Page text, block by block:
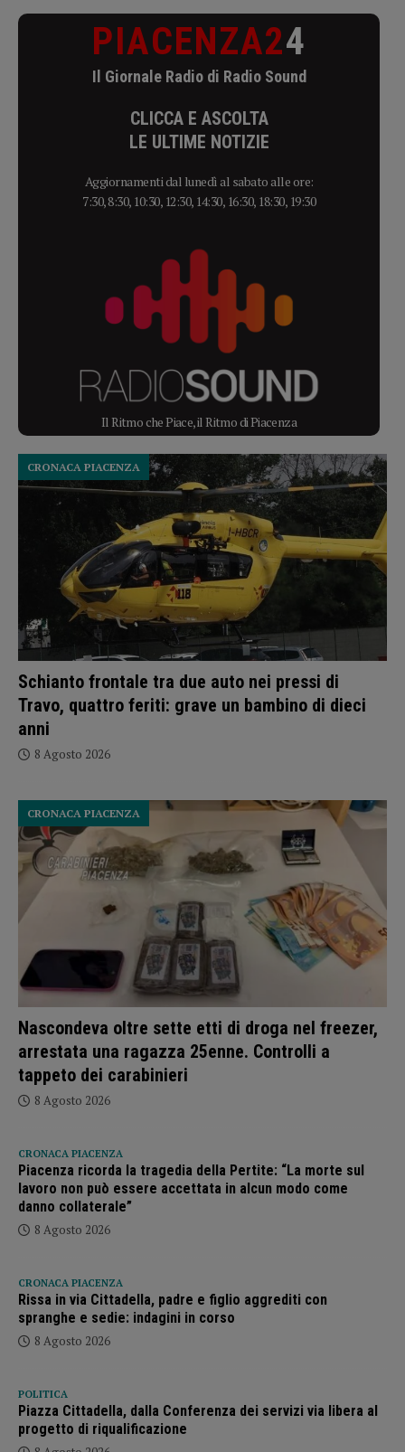
PIACENZA24
Il Giornale Radio di Radio Sound
CLICCA E ASCOLTA
LE ULTIME NOTIZIE
Aggiornamenti dal lunedì al sabato alle ore:
7:30, 8:30, 10:30, 12:30, 14:30, 16:30, 18:30, 19:30
Il Ritmo che Piace, il Ritmo di Piacenza
Schianto frontale tra due auto nei pressi di
Travo, quattro feriti: grave un bambino di dieci
anni
CRONACA PIACENZA
8 Agosto 2026
Nascondeva oltre sette etti di droga nel freezer,
arrestata una ragazza 25enne. Controlli a
tappeto dei carabinieri
CRONACA PIACENZA
8 Agosto 2026
CRONACA PIACENZA
Piacenza ricorda la tragedia della Pertite: “La morte sul
lavoro non può essere accettata in alcun modo come
danno collaterale”
8 Agosto 2026
CRONACA PIACENZA
Rissa in via Cittadella, padre e figlio aggrediti con
spranghe e sedie: indagini in corso
8 Agosto 2026
POLITICA
Piazza Cittadella, dalla Conferenza dei servizi via libera al
progetto di riqualificazione